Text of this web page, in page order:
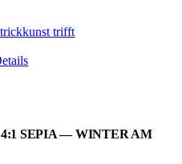
trifft
SEPIA — WINTER AM B